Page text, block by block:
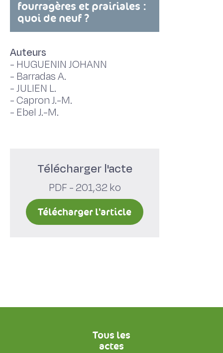
fourragères et prairiales :
quoi de neuf ?
Auteurs
- HUGUENIN JOHANN
- Barradas A.
-JULIEN L.
-Capron J.-M.
- Ebel J.-M.
Télécharger l'acte
PDF - 201,32 ko
Télécharger l'article
Tous les
actes